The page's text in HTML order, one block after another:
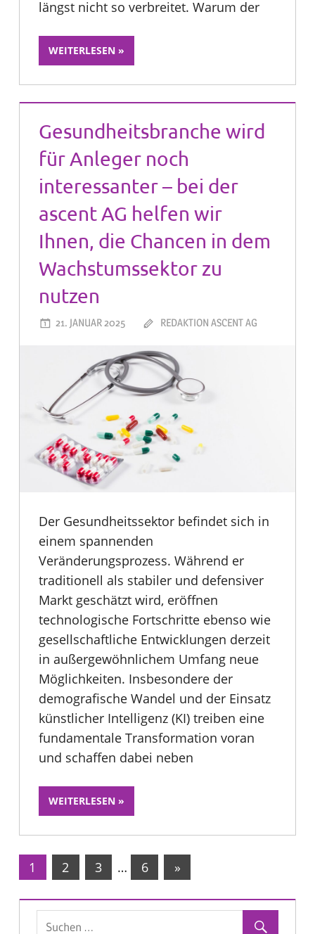
längst nicht so verbreitet. Warum der
WEITERLESEN
Gesundheitsbranche wird
für Anleger noch
interessanter – bei der
ascent AG helfen wir
Ihnen, die Chancen in dem
Wachstumssektor zu
nutzen
21. JANUAR 2025 REDAKTION ASCENT AG
Der Gesundheitssektor befindet sich in
einem spannenden
Veränderungsprozess. Während er
traditionell als stabiler und defensiver
Markt geschätzt wird, eröffnen
technologische Fortschritte ebenso wie
gesellschaftliche Entwicklungen derzeit
in außergewöhnlichem Umfang neue
Möglichkeiten. Insbesondere der
demografische Wandel und der Einsatz
künstlicher Intelligenz (KI) treiben eine
fundamentale Transformation voran
und schaffen dabei neben
WEITERLESEN
Seitennummerierung
der
Beiträge
1 2 3 … 6
Nächste
»